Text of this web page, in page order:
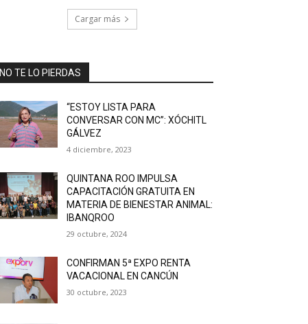
Cargar más
NO TE LO PIERDAS
“ESTOY LISTA PARA
CONVERSAR CON MC”: XÓCHITL
GÁLVEZ
4 diciembre, 2023
QUINTANA ROO IMPULSA
CAPACITACIÓN GRATUITA EN
MATERIA DE BIENESTAR ANIMAL:
IBANQROO
29 octubre, 2024
CONFIRMAN 5ª EXPO RENTA
VACACIONAL EN CANCÚN
30 octubre, 2023